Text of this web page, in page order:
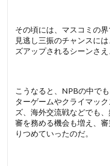
その頃には、マスコミの
見逃し三振のチャンスに
ズアップされるシーンさえ
こうなると、NPBの中で
ターゲームやクライマッ
ズ、海外交流戦などでも
審を務める機会も増え、
りつめていったのだ。